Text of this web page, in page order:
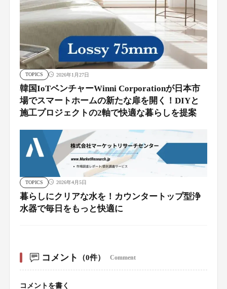
TOPICS 2026年1月27日
韓国IoTベンチャーWinni Corporationが日本市
場でスマートホームの新たな扉を開く！DIYと
施工プロジェクトの2軸で快適な暮らしを提案
TOPICS 2026年4月5日
暮らしにクリアな水を！カウンタートップ型浄
水器で毎日をもっと快適に
コメント （0件） Comment
コメントを書く